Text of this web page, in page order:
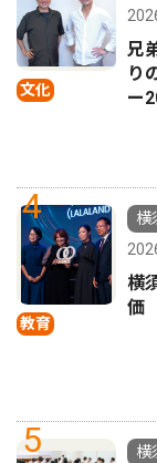
文化
兄
り
ー
4
教育
横
横
価
5
横